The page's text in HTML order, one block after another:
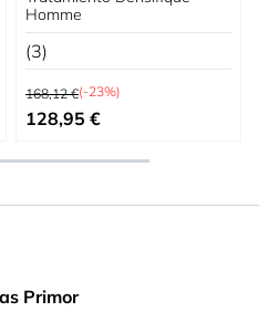
Homme
(3)
Precio habitual
168,12 €(-23%)
Precio especial
128,95 €
Primor